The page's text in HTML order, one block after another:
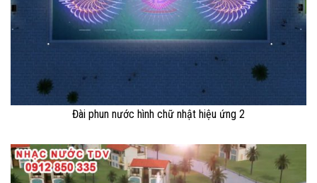
Đài phun nước hình chữ nhật hiệu ứng 2